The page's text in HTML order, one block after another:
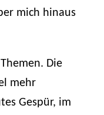
mich hinaus
Die
mehr
Gespür, im